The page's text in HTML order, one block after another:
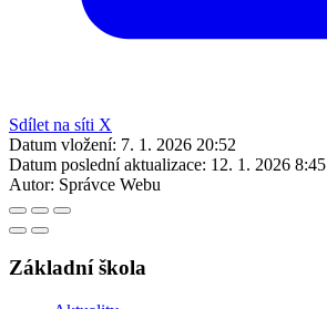
Sdílet na síti X
Datum vložení: 7. 1. 2026 20:52
Datum poslední aktualizace: 12. 1. 2026 8:45
Autor: Správce Webu
Základní škola